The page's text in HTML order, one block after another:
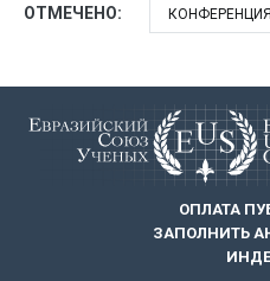
ОТМЕЧЕНО:
ОПЛАТА
ЗАПОЛНИТЬ